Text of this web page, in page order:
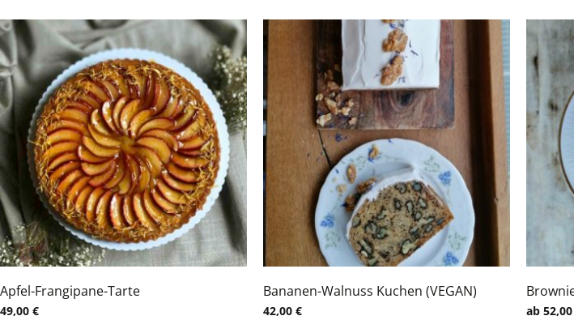
Apfel-Frangipane-Tarte
49,00 €
Bananen-Walnuss Kuchen (VEGAN)
42,00 € ab 52,00